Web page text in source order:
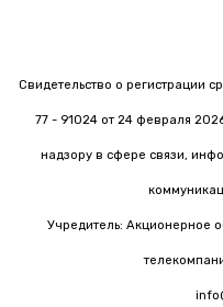
Свидетельство о регистрации
77 - 91024 от 24 февраля
надзору в сфере связи,
Учредитель: Акционерное